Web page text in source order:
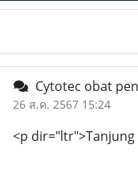
Cytotec obat
26 ส.ค. 2567 15:24
<p dir="ltr">Tanjung